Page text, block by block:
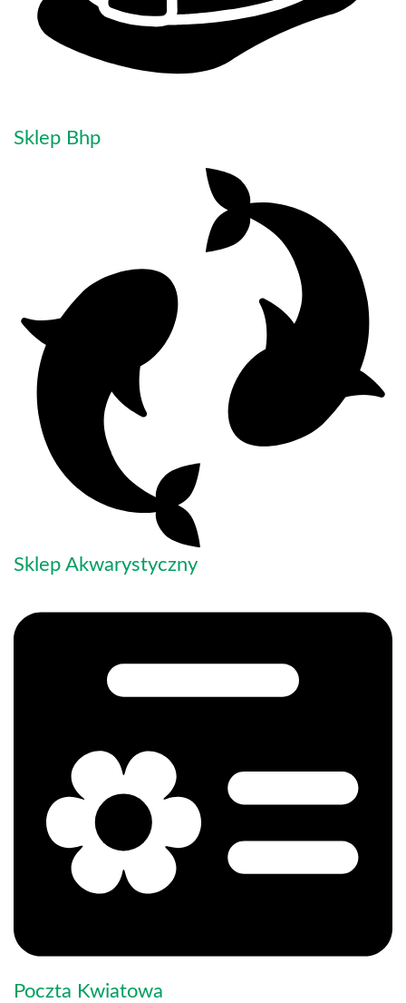
Sklep Bhp
Sklep Akwarystyczny
Poczta Kwiatowa